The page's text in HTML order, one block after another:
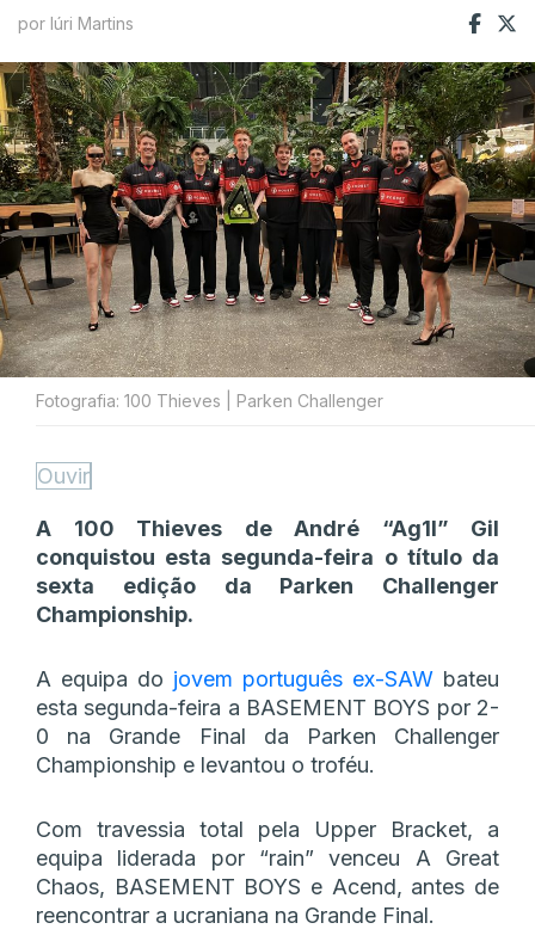
por Iúri Martins
Fotografia: 100 Thieves | Parken Challenger
Ouvir
A 100 Thieves de André “Ag1l” Gil
conquistou esta segunda-feira o título da
sexta edição da Parken Challenger
Championship.
A equipa do jovem português ex-SAW bateu
esta segunda-feira a BASEMENT BOYS por 2-
0 na Grande Final da Parken Challenger
Championship e levantou o troféu.
Com travessia total pela Upper Bracket, a
equipa liderada por “rain” venceu A Great
Chaos, BASEMENT BOYS e Acend, antes de
reencontrar a ucraniana na Grande Final.